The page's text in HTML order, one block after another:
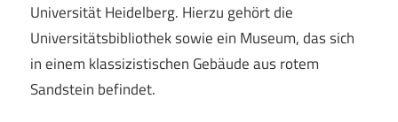
Universität Heidelberg. Hierzu gehört die
Universitätsbibliothek sowie ein Museum, das sich
in einem klassizistischen Gebäude aus rotem
Sandstein befindet.